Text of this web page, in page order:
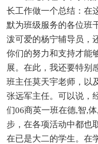
长工作做一个总结：在
默为班级服务的各位班
泼可爱的杨宁辅导员，
你们的努力和支持才能
展。在此，我还要特别
班主任莫天宇老师，以
张远军主任。可以说，
们06商英一班在德,智,
步，在各项活动中都也
在已是大二的学生。在